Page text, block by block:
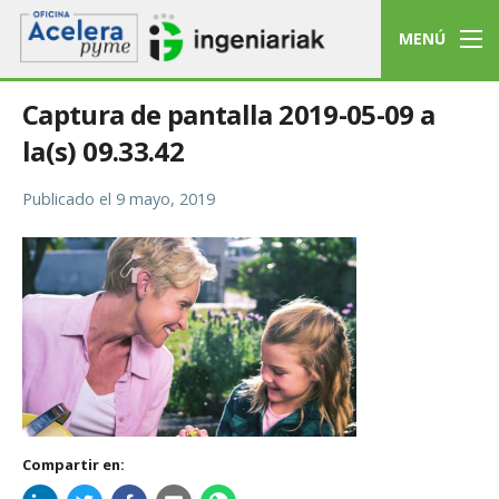
MENÚ
Captura de pantalla 2019-05-09 a
la(s) 09.33.42
Publicado el 9 mayo, 2019
Compartir en: